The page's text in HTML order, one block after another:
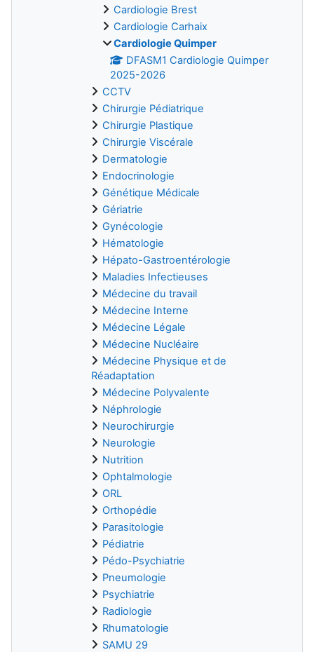
Cardiologie Brest
Cardiologie Carhaix
Cardiologie Quimper
DFASM1 Cardiologie Quimper
2025-2026
CCTV
Chirurgie Pédiatrique
Chirurgie Plastique
Chirurgie Viscérale
Dermatologie
Endocrinologie
Génétique Médicale
Gériatrie
Gynécologie
Hématologie
Hépato-Gastroentérologie
Maladies Infectieuses
Médecine du travail
Médecine Interne
Médecine Légale
Médecine Nucléaire
Médecine Physique et de
Réadaptation
Médecine Polyvalente
Néphrologie
Neurochirurgie
Neurologie
Nutrition
Ophtalmologie
ORL
Orthopédie
Parasitologie
Pédiatrie
Pédo-Psychiatrie
Pneumologie
Psychiatrie
Radiologie
Rhumatologie
SAMU 29